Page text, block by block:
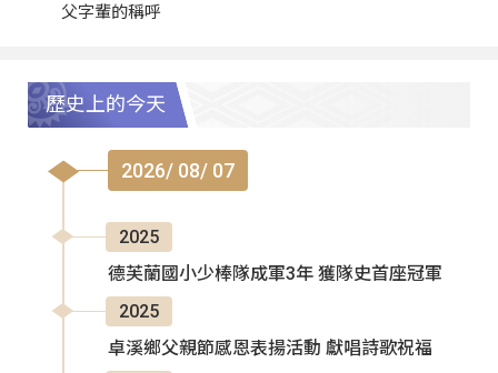
父字輩的稱呼
歷史上的今天
2026/ 08/ 07
2025
德芙蘭國小少棒隊成軍3年 獲隊史首座冠軍
2025
卓溪鄉父親節感恩表揚活動 獻唱詩歌祝福